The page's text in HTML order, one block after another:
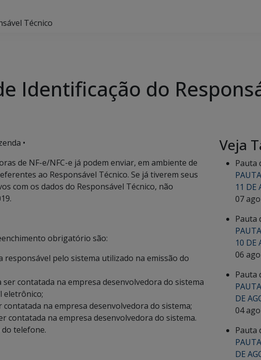
Técnico
Identificação do
•
de NF-e/NFC-e já podem enviar, em ambiente de
ao Responsável Técnico. Se já tiverem seus
com os dados do Responsável Técnico, não
obrigatório são:
responsável pelo sistema utilizado na emissão do
contatada na empresa desenvolvedora do sistema
eletrônico;
na empresa desenvolvedora do sistema;
contatada na empresa desenvolvedora do sistema.
telefone.
Veja
Pauta
11 DE
07
Pauta
10 DE
06
Pauta
DE
04
Pauta
DE